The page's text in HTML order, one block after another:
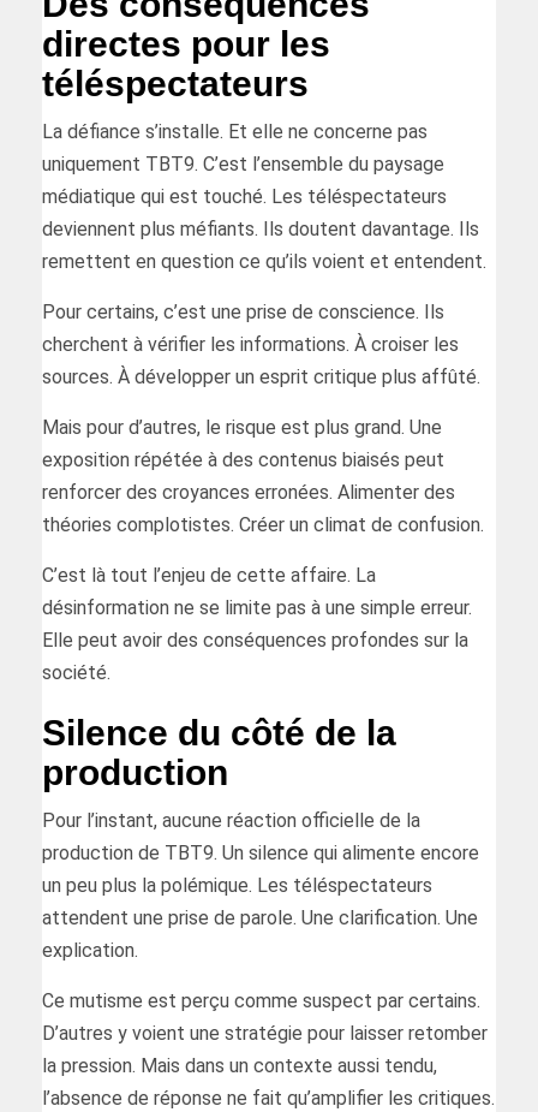
directes pour les
téléspectateurs
La défiance s’installe. Et elle ne concerne pas
uniquement TBT9. C’est l’ensemble du paysage
médiatique qui est touché. Les téléspectateurs
deviennent plus méfiants. Ils doutent davantage. Ils
remettent en question ce qu’ils voient et entendent.
Pour certains, c’est une prise de conscience. Ils
cherchent à vérifier les informations. À croiser les
sources. À développer un esprit critique plus affûté.
Mais pour d’autres, le risque est plus grand. Une
exposition répétée à des contenus biaisés peut
renforcer des croyances erronées. Alimenter des
théories complotistes. Créer un climat de confusion.
C’est là tout l’enjeu de cette affaire. La
désinformation ne se limite pas à une simple erreur.
Elle peut avoir des conséquences profondes sur la
société.
Silence du côté de la
production
Pour l’instant, aucune réaction officielle de la
production de TBT9. Un silence qui alimente encore
un peu plus la polémique. Les téléspectateurs
attendent une prise de parole. Une clarification. Une
explication.
Ce mutisme est perçu comme suspect par certains.
D’autres y voient une stratégie pour laisser retomber
la pression. Mais dans un contexte aussi tendu,
l’absence de réponse ne fait qu’amplifier les critiques.